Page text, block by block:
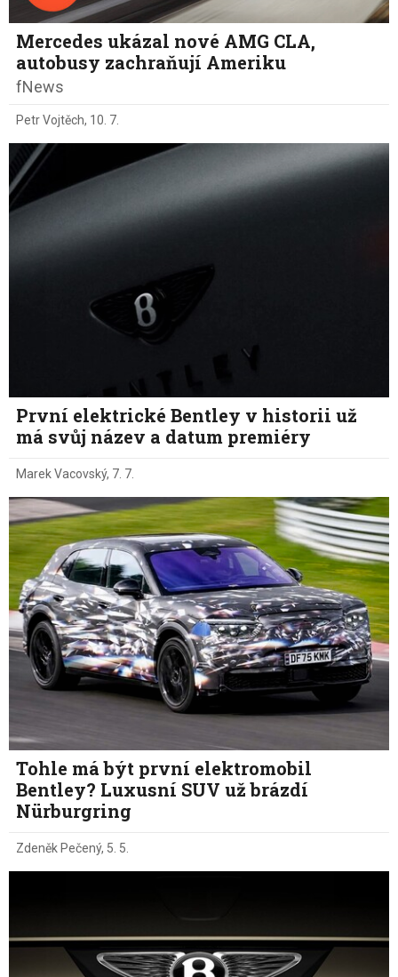
Mercedes ukázal nové AMG CLA,
autobusy zachraňují Ameriku
fNews
Petr Vojtěch, 10. 7.
První elektrické Bentley v historii už
má svůj název a datum premiéry
Marek Vacovský, 7. 7.
Tohle má být první elektromobil
Bentley? Luxusní SUV už brázdí
Nürburgring
Zdeněk Pečený, 5. 5.